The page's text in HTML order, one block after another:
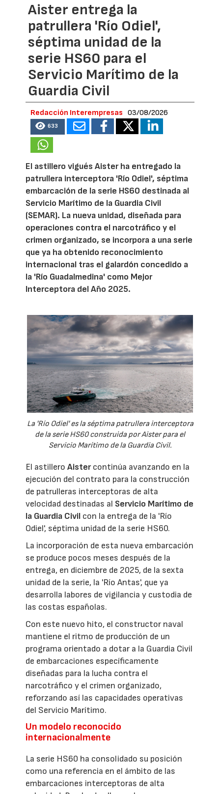
Aister entrega la
patrullera 'Río Odiel',
séptima unidad de la
serie HS60 para el
Servicio Marítimo de la
Guardia Civil
Redacción Interempresas 03/08/2026
633
El astillero vigués Aister ha entregado la
patrullera interceptora 'Río Odiel', séptima
embarcación de la serie HS60 destinada al
Servicio Marítimo de la Guardia Civil
(SEMAR). La nueva unidad, diseñada para
operaciones contra el narcotráfico y el
crimen organizado, se incorpora a una serie
que ya ha obtenido reconocimiento
internacional tras el galardón concedido a
la 'Río Guadalmedina' como Mejor
Interceptora del Año 2025.
La 'Río Odiel' es la séptima patrullera interceptora
de la serie HS60 construida por Aister para el
Servicio Marítimo de la Guardia Civil.
El astilleroAistercontinúa avanzando en la
ejecución del contrato para la construcción
de patrulleras interceptoras de alta
velocidad destinadas al Servicio Marítimo de
la Guardia Civil con la entrega de la 'Río
Odiel', séptima unidad de la serie HS60.
La incorporación de esta nueva embarcación
se produce pocos meses después de la
entrega, en diciembre de 2025, de la sexta
unidad de la serie, la 'Río Antas', que ya
desarrolla labores de vigilancia y custodia de
las costas españolas.
Con este nuevo hito, el constructor naval
mantiene el ritmo de producción de un
programa orientado a dotar a la Guardia Civil
de embarcaciones específicamente
diseñadas para la lucha contra el
narcotráfico y el crimen organizado,
reforzando así las capacidades operativas
del Servicio Marítimo.
Un modelo reconocido
internacionalmente
La serie HS60 ha consolidado su posición
como una referencia en el ámbito de las
embarcaciones interceptoras de alta